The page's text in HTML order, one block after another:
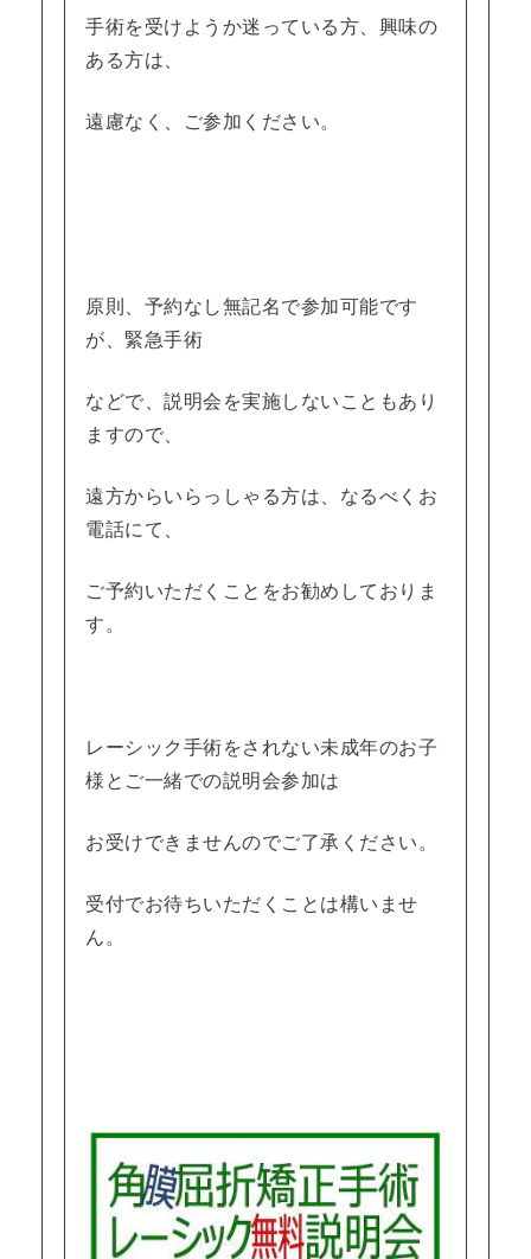
手術を受けようか迷っている方、興味の
ある方は、
遠慮なく、ご参加ください。
原則、予約なし無記名で参加可能です
が、緊急手術
などで、説明会を実施しないこともあり
ますので、
遠方からいらっしゃる方は、なるべくお
電話にて、
ご予約いただくことをお勧めしておりま
す。
レーシック手術をされない未成年のお子
様とご一緒での説明会参加は
お受けできませんのでご了承ください。
受付でお待ちいただくことは構いませ
ん。